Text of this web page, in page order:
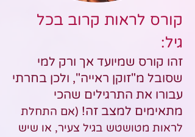
קורס לראות קרוב בכל
גיל:
זהו קורס שמיועד אך ורק למי
שסובל מ"זוקן ראייה", ולכן בחרתי
עבורו את התרגילים שהכי
מתאימים למצב זה! (אם התחלת
לראות מטושטש בגיל צעיר, או שיש